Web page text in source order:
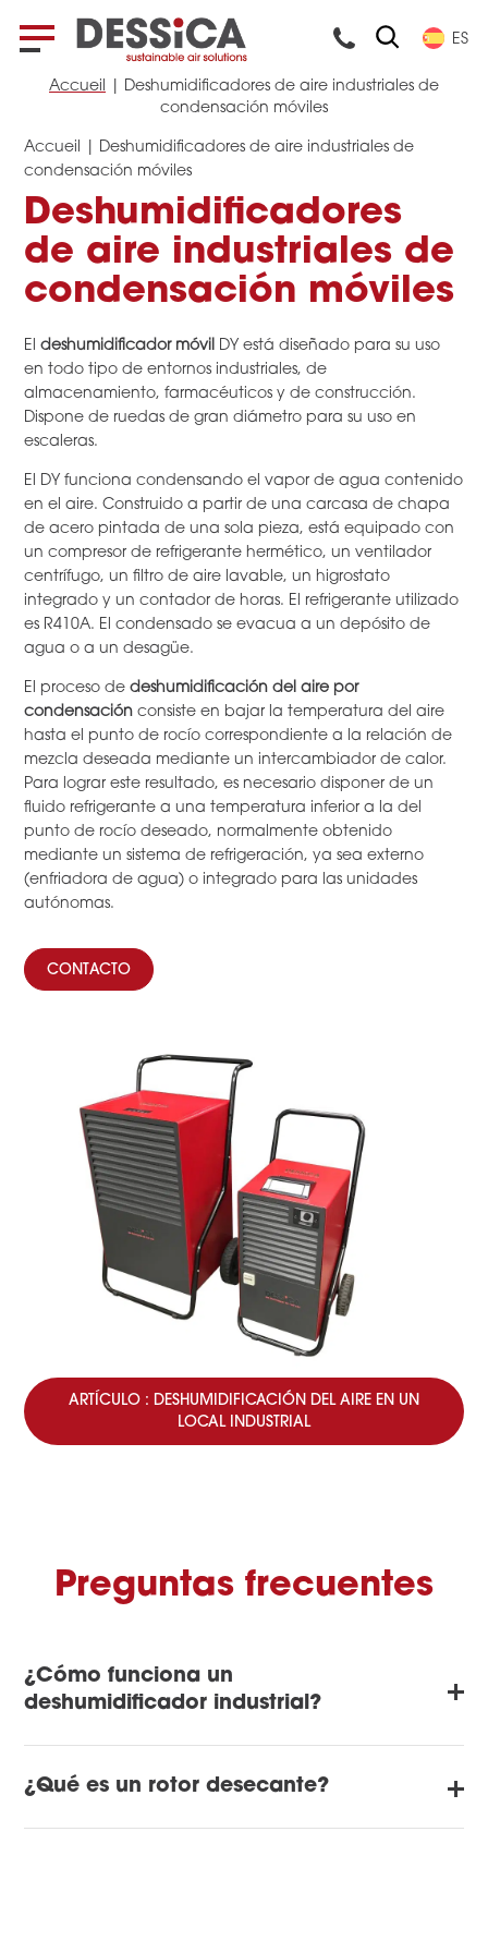
ES
Accueil
Deshumidificadores de aire industriales de
condensación móviles
Accueil
Deshumidificadores de aire industriales de
condensación móviles
Deshumidificadores
de aire industriales de
condensación móviles
Eldeshumidificador móvil DY está diseñado para su uso
en todo tipo de entornos industriales, de
almacenamiento, farmacéuticos y de construcción.
Dispone de ruedas de gran diámetro para su uso en
escaleras.
El DY funciona condensando el vapor de agua contenido
en el aire. Construido a partir de una carcasa de chapa
de acero pintada de una sola pieza, está equipado con
un compresor de refrigerante hermético, un ventilador
centrífugo, un filtro de aire lavable, un higrostato
integrado y un contador de horas. El refrigerante utilizado
es R410A. El condensado se evacua a un depósito de
agua o a un desagüe.
El proceso dedeshumidificación del aire por
condensación consiste en bajar la temperatura del aire
hasta el punto de rocío correspondiente a la relación de
mezcla deseada mediante un intercambiador de calor.
Para lograr este resultado, es necesario disponer de un
fluido refrigerante a una temperatura inferior a la del
punto de rocío deseado, normalmente obtenido
mediante un sistema de refrigeración, ya sea externo
(enfriadora de agua) o integrado para las unidades
autónomas.
CONTACTO
ARTÍCULO : DESHUMIDIFICACIÓN DEL AIRE EN UN
LOCAL INDUSTRIAL
Preguntas frecuentes
¿Cómo funciona un
deshumidificador industrial?
¿Qué es un rotor desecante?